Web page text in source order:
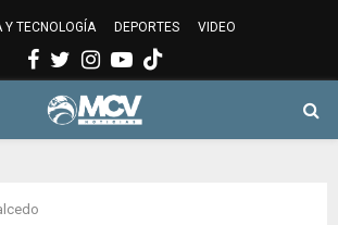
Y TECNOLOGÍA DEPORTES VIDEO
Facebook
Twitter
Instagram
Youtube